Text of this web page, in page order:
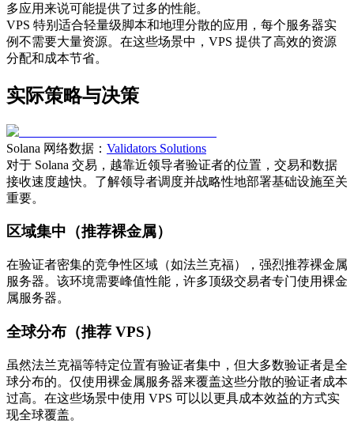
多应用来说可能提供了过多的性能。
VPS 特别适合轻量级脚本和地理分散的应用，每个服务器实
例不需要大量资源。在这些场景中，VPS 提供了高效的资源
分配和成本节省。
实际策略与决策
Solana 网络数据： Validators Solutions
对于 Solana 交易，越靠近领导者验证者的位置，交易和数据
接收速度越快。了解领导者调度并战略性地部署基础设施至关
重要。
区域集中（推荐裸金属）
在验证者密集的竞争性区域（如法兰克福），强烈推荐裸金属
服务器。该环境需要峰值性能，许多顶级交易者专门使用裸金
属服务器。
全球分布（推荐 VPS）
虽然法兰克福等特定位置有验证者集中，但大多数验证者是全
球分布的。仅使用裸金属服务器来覆盖这些分散的验证者成本
过高。在这些场景中使用 VPS 可以以更具成本效益的方式实
现全球覆盖。